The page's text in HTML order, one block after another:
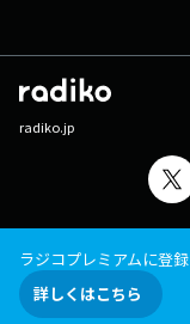
radiko.jp
ラジコプレミアムに登
詳しくはこちら